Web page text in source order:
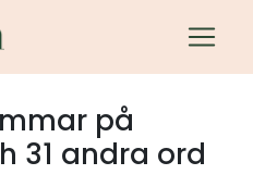
på
31 andra ord